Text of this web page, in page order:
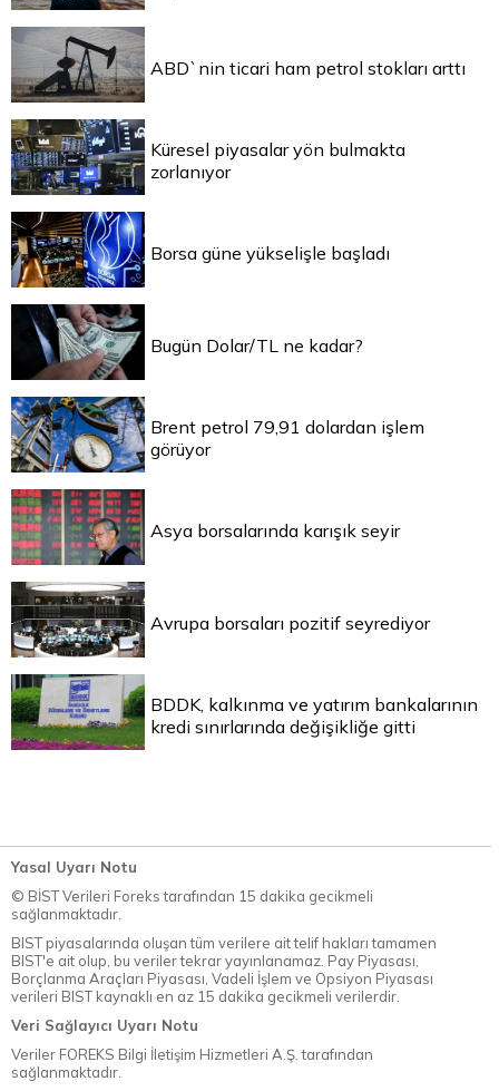
ABD`nin ticari ham petrol stokları arttı
Küresel piyasalar yön bulmakta
zorlanıyor
Borsa güne yükselişle başladı
Bugün Dolar/TL ne kadar?
Brent petrol 79,91 dolardan işlem
görüyor
Asya borsalarında karışık seyir
Avrupa borsaları pozitif seyrediyor
BDDK, kalkınma ve yatırım bankalarının
kredi sınırlarında değişikliğe gitti
Yasal Uyarı Notu
© BİST Verileri Foreks tarafından 15 dakika gecikmeli
sağlanmaktadır.
BIST piyasalarında oluşan tüm verilere ait telif hakları tamamen
BIST'e ait olup, bu veriler tekrar yayınlanamaz. Pay Piyasası,
Borçlanma Araçları Piyasası, Vadeli İşlem ve Opsiyon Piyasası
verileri BIST kaynaklı en az 15 dakika gecikmeli verilerdir.
Veri Sağlayıcı Uyarı Notu
Veriler FOREKS Bilgi İletişim Hizmetleri A.Ş. tarafından
sağlanmaktadır.